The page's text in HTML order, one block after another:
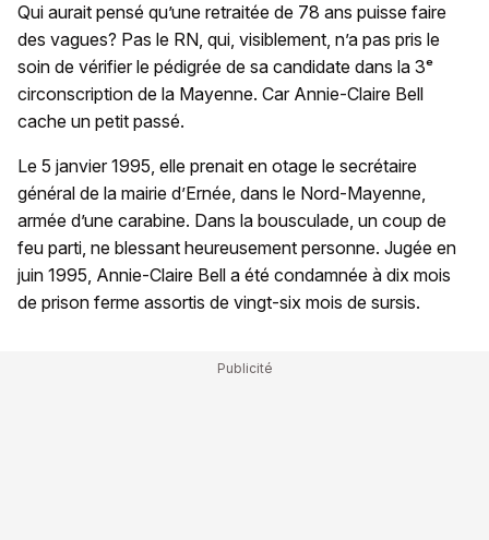
Qui aurait pensé qu’une retraitée de 78 ans puisse faire
des vagues? Pas le RN, qui, visiblement, n’a pas pris le
soin de vérifier le pédigrée de sa candidate dans la 3ᵉ
circonscription de la Mayenne. Car Annie-Claire Bell
cache un petit passé.
Le 5 janvier 1995, elle prenait en otage le secrétaire
général de la mairie d’Ernée, dans le Nord-Mayenne,
armée d’une carabine. Dans la bousculade, un coup de
feu parti, ne blessant heureusement personne. Jugée en
juin 1995, Annie-Claire Bell a été condamnée à dix mois
de prison ferme assortis de vingt-six mois de sursis.